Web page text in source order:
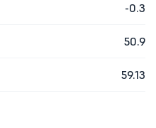
-0.3
50.9
59.13